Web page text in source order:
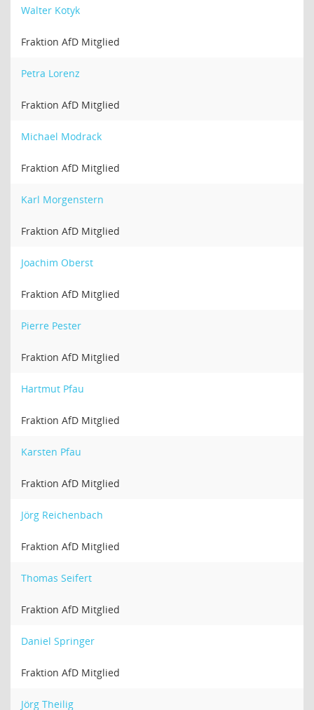
Walter Kotyk
Fraktion AfD Mitglied
Petra Lorenz
Fraktion AfD Mitglied
Michael Modrack
Fraktion AfD Mitglied
Karl Morgenstern
Fraktion AfD Mitglied
Joachim Oberst
Fraktion AfD Mitglied
Pierre Pester
Fraktion AfD Mitglied
Hartmut Pfau
Fraktion AfD Mitglied
Karsten Pfau
Fraktion AfD Mitglied
Jörg Reichenbach
Fraktion AfD Mitglied
Thomas Seifert
Fraktion AfD Mitglied
Daniel Springer
Fraktion AfD Mitglied
Jörg Theilig